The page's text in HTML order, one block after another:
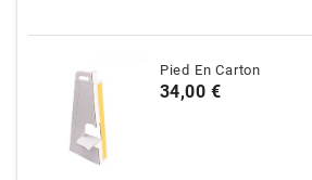
Pied En Carton
34,00 €Prix